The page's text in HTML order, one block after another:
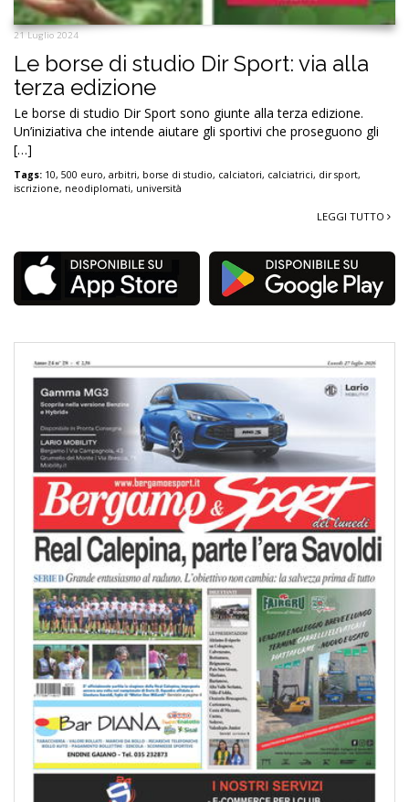
21 Luglio 2024
Le borse di studio Dir Sport: via alla
terza edizione
Le borse di studio Dir Sport sono giunte alla terza edizione.
Un’iniziativa che intende aiutare gli sportivi che proseguono gli
[…]
Tags: 10, 500 euro, arbitri, borse di studio, calciatori, calciatrici, dir sport,
iscrizione, neodiplomati, università
LEGGI TUTTO